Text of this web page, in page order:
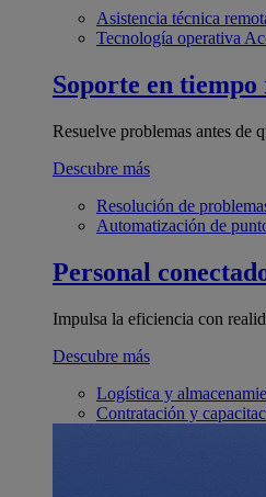
Asistencia técnica
Tecnología operativa
Soporte en tiempo
Resuelve problemas antes de
Descubre más
Resolución de
Automatización de
Personal
Impulsa la eficiencia con
Descubre más
Logística y
Contratación y